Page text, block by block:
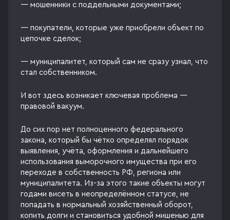
— мошенники с поддельными документами;
— покупатели, которые уже приобрели объект по
цепочке сделок;
— муниципалитет, который сам не сразу узнал, что
стал собственником.
И вот здесь возникает ключевая проблема —
правовой вакуум.
До сих пор нет полноценного федерального
закона, который бы чётко определял порядок
выявления, учёта, оформления и дальнейшего
использования выморочного имущества при его
переходе в собственность РФ, региона или
муниципалитета. Из-за этого такие объекты могут
годами висеть в неопределённом статусе, не
попадать в нормальный хозяйственный оборот,
копить долги и становиться удобной мишенью для